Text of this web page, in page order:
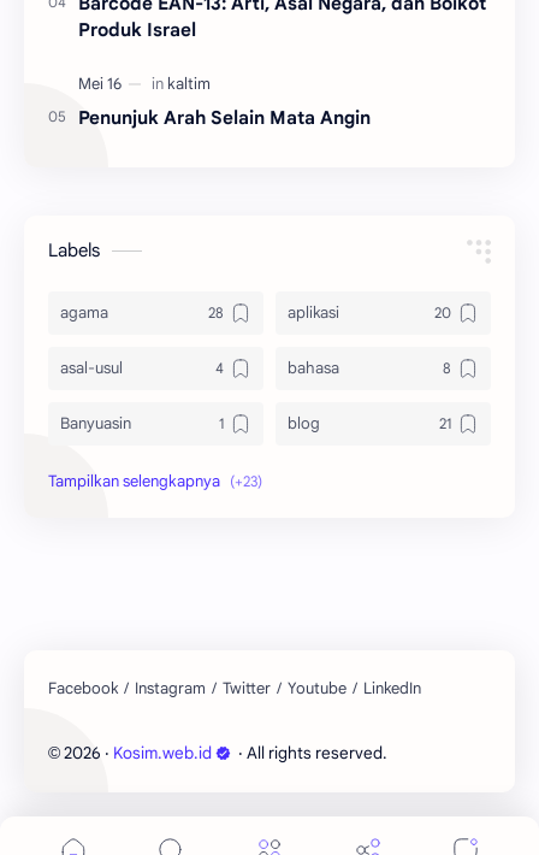
Produk Israel
Penunjuk Arah Selain Mata Angin
Labels
agama aplikasi
asal-usul bahasa
Banyuasin blog
bola
kutai barat lain-lain
lingkungan mobile
© 2026 ‧ Kosim.web.id ‧ All rights reserved.